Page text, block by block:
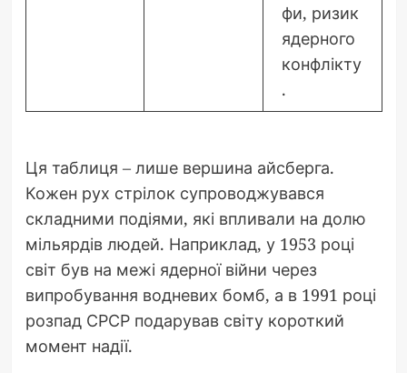
фи, ризик
ядерного
конфлікту
.
Ця таблиця – лише вершина айсберга.
Кожен рух стрілок супроводжувався
складними подіями, які впливали на долю
мільярдів людей. Наприклад, у 1953 році
світ був на межі ядерної війни через
випробування водневих бомб, а в 1991 році
розпад СРСР подарував світу короткий
момент надії.